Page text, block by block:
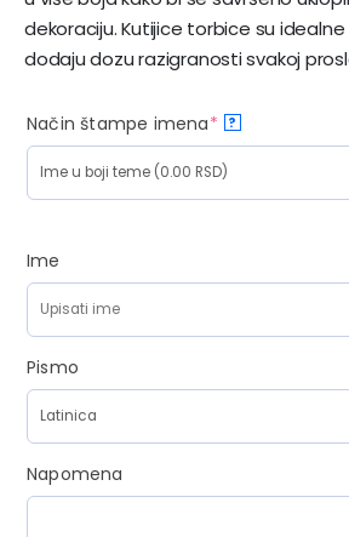
dekoraciju. Kutijice torbice su
dodaju dozu razigranosti svakoj
Način štampe imena* ?
Ime
Pismo
Napomena